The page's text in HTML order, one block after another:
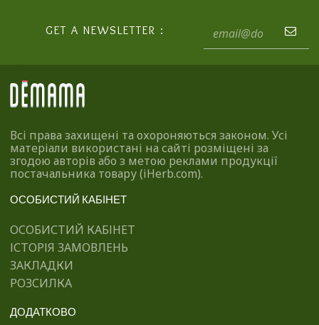
GET A NEWSLETTER :
Всі права захищені та охороняються законом. Усі
матеріали використані на сайті розміщені за
згодою авторів або з метою реклами продукції
постачальника товару (iHerb.com).
ОСОБИСТИЙ КАБІНЕТ
ОСОБИСТИЙ КАБІНЕТ
ІСТОРІЯ ЗАМОВЛЕНЬ
ЗАКЛАДКИ
РОЗСИЛКА
ДОДАТКОВО